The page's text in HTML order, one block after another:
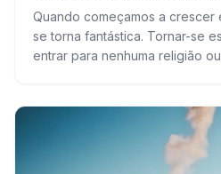
Quando começamos a crescer
se torna fantástica. Tornar-se
entrar para nenhuma religião